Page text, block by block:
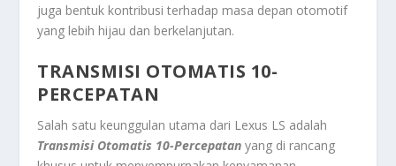
juga bentuk kontribusi terhadap masa depan otomotif
yang lebih hijau dan berkelanjutan.
TRANSMISI OTOMATIS 10-
PERCEPATAN
Salah satu keunggulan utama dari Lexus LS adalah
Transmisi Otomatis 10-Percepatan yang di rancang